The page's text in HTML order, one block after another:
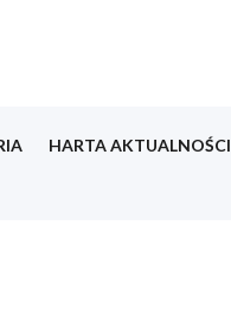
HARTA AKTUALNOŚCI